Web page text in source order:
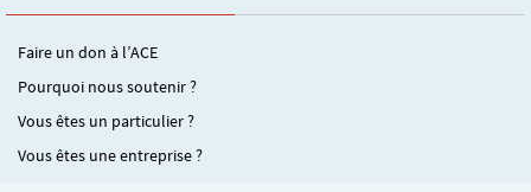
Faire un don à l’ACE
Pourquoi nous soutenir ?
Vous êtes un particulier ?
Vous êtes une entreprise ?